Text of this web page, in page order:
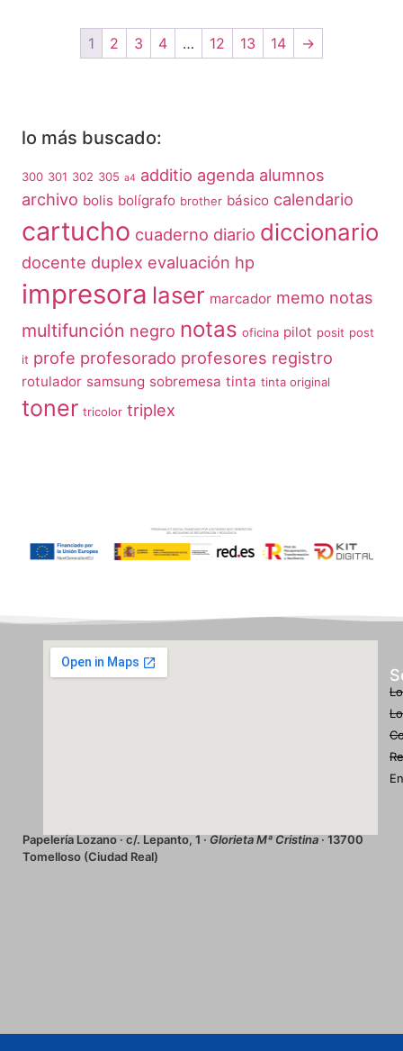
1 2 3 4 … 12 13 14 →
lo más buscado:
300 301 302 305 a4 additio agenda alumnos
archivo bolis bolígrafo brother básico calendario
cartucho cuaderno diario diccionario
docente duplex evaluación hp
impresora laser marcador memo notas
multifunción negro notas oficina pilot posit post
it profe profesorado profesores registro
rotulador samsung sobremesa tinta tinta original
toner tricolor triplex
Papelería Lozano · c/. Lepanto, 1 ·Glorieta Mª Cristina· 13700
Tomelloso (Ciudad Real)